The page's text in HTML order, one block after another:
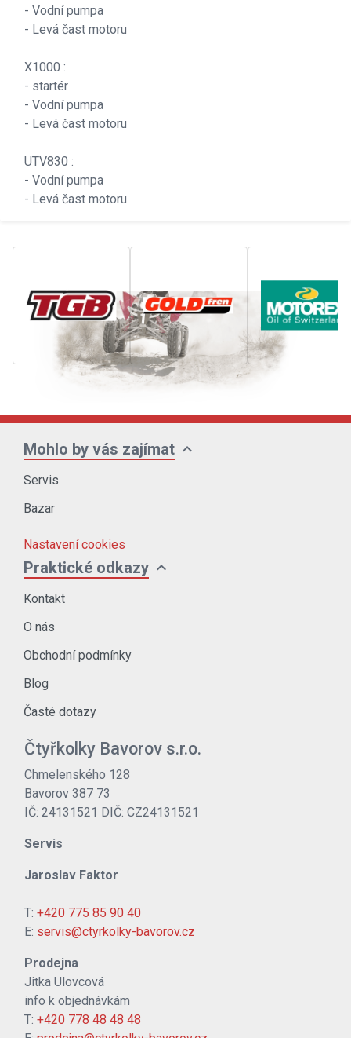
- Vodní pumpa
- Levá čast motoru
X1000 :
- startér
- Vodní pumpa
- Levá čast motoru
UTV830 :
- Vodní pumpa
- Levá čast motoru
Mohlo by vás zajímat expand_more
Servis
Bazar
Nastavení cookies
Praktické odkazy expand_more
Kontakt
O nás
Obchodní podmínky
Blog
Časté dotazy
Čtyřkolky Bavorov s.r.o.
Chmelenského 128
Bavorov 387 73
IČ: 24131521 DIČ: CZ24131521
Servis
Jaroslav Faktor
T: +420 775 85 90 40
E: servis@ctyrkolky-bavorov.cz
Prodejna
Jitka Ulovcová
info k objednávkám
T: +420 778 48 48 48